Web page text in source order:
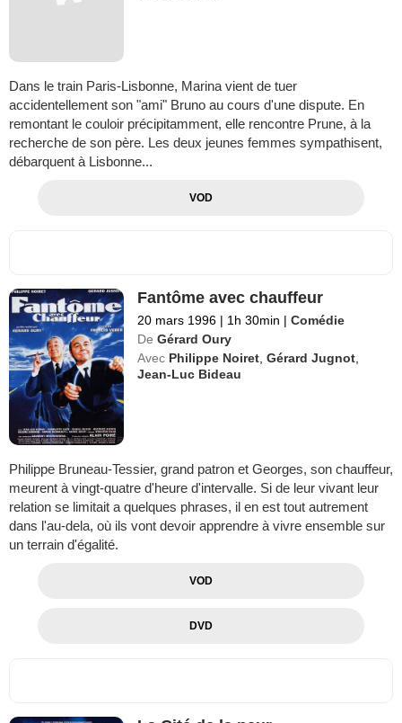
Dans le train Paris-Lisbonne, Marina vient de tuer
accidentellement son "ami" Bruno au cours d'une dispute. En
remontant le couloir précipitamment, elle rencontre Prune, à la
recherche de son père. Les deux jeunes femmes sympathisent,
débarquent à Lisbonne...
VOD
Fantôme avec chauffeur
20 mars 1996 | 1h 30min | Comédie
De Gérard Oury
Avec Philippe Noiret ,Gérard Jugnot
Jean-Luc Bideau
Philippe Bruneau-Tessier, grand patron et Georges, son chauffeur,
meurent à vingt-quatre d'heure d'intervalle. Si de leur vivant leur
relation se limitait a quelques phrases, il en est tout autrement
dans l'au-dela, où ils vont devoir apprendre à vivre ensemble sur
un terrain d'égalité.
VOD
DVD